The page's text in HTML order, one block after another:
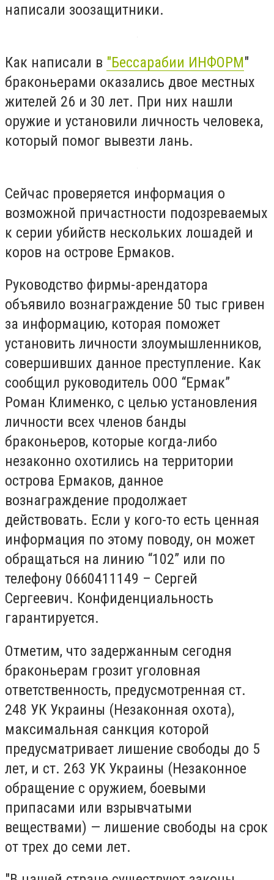
написали зоозащитники.
Как написали в "Бессарабии ИНФОРМ"
браконьерами оказались двое местных
жителей 26 и 30 лет. При них нашли
оружие и установили личность человека,
который помог вывезти лань.
Сейчас проверяется информация о
возможной причастности подозреваемых
к серии убийств нескольких лошадей и
коров на острове Ермаков.
Руководство фирмы-арендатора
объявило вознаграждение 50 тыс гривен
за информацию, которая поможет
установить личности злоумышленников,
совершивших данное преступление. Как
сообщил руководитель ООО “Ермак”
Роман Клименко, с целью установления
личности всех членов банды
браконьеров, которые когда-либо
незаконно охотились на территории
острова Ермаков, данное
вознаграждение продолжает
действовать. Если у кого-то есть ценная
информация по этому поводу, он может
обращаться на линию “102” или по
телефону 0660411149 – Сергей
Сергеевич. Конфиденциальность
гарантируется.
Отметим, что задержанным сегодня
браконьерам грозит уголовная
ответственность, предусмотренная ст.
248 УК Украины (Незаконная охота),
максимальная санкция которой
предусматривает лишение свободы до 5
лет, и ст. 263 УК Украины (Незаконное
обращение с оружием, боевыми
припасами или взрывчатыми
веществами) — лишение свободы на срок
от трех до семи лет.